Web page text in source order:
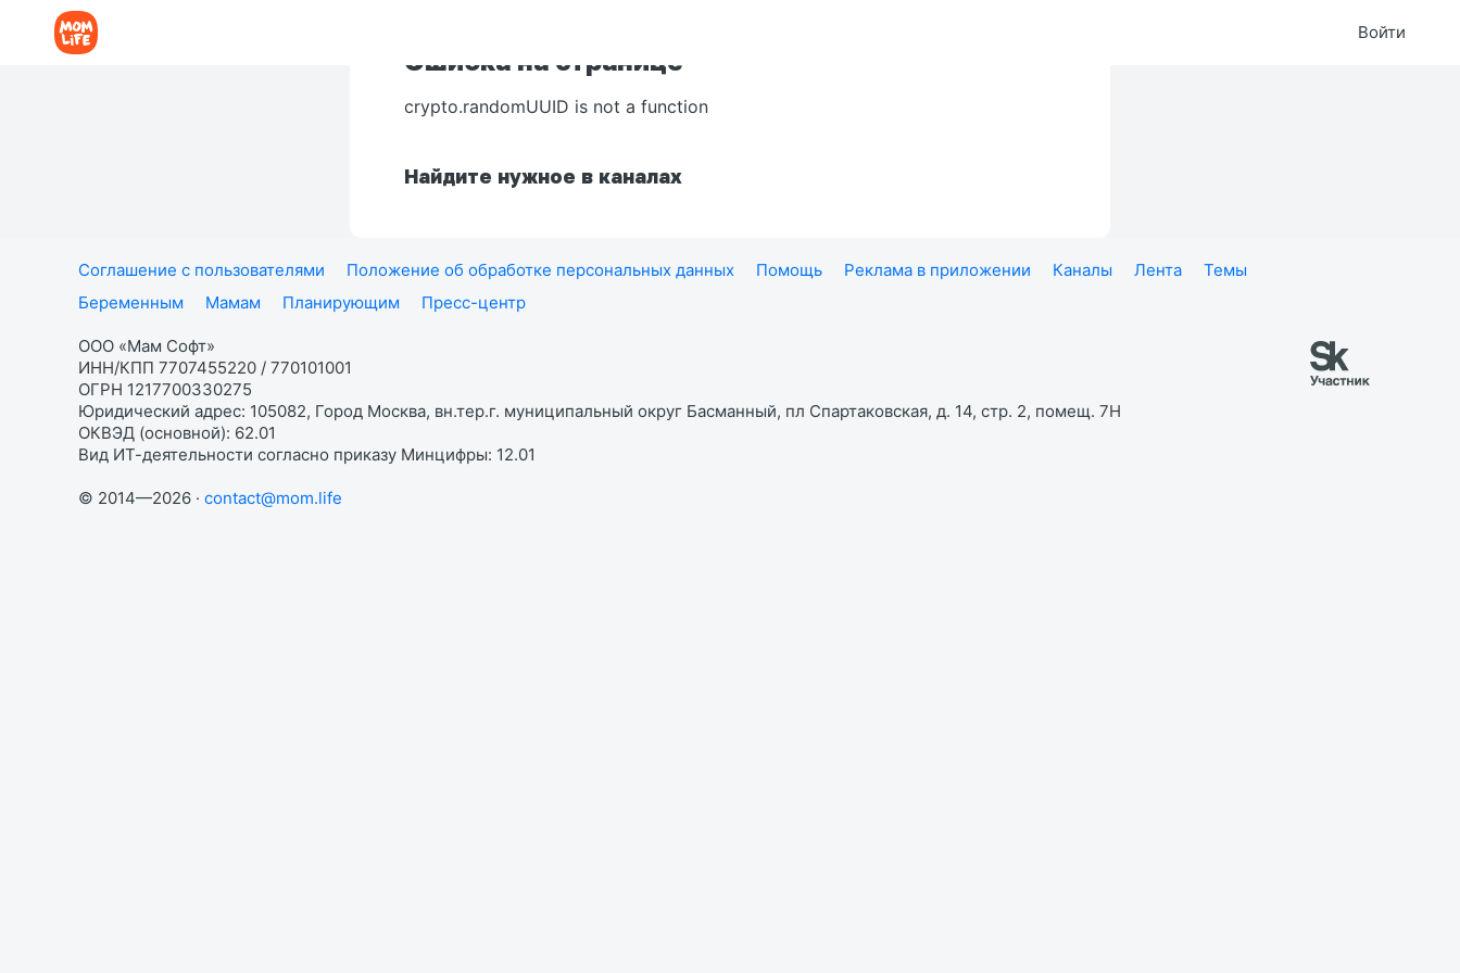
Войти
Ошибка на странице
crypto.randomUUID is not a function
Найдите нужное в каналах
Соглашение с пользователями Положение об обработке персональных данных Помощь Реклама в приложении Каналы Лента
Темы
Беременным
Мамам Планирующим Пресс-центр
ООО «Мам Софт»
ИНН/КПП 7707455220 / 770101001
ОГРН 1217700330275
Юридический адрес: 105082, Город Москва, вн.тер.г. муниципальный округ Басманный, пл Спартаковская, д. 14, стр. 2, помещ. 7Н
ОКВЭД (основной): 62.01
Вид ИТ-деятельности согласно приказу Минцифры: 12.01
© 2014—2026 · contact@mom.life